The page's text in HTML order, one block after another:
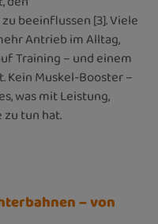
beeinflussen [3]. Viele
Antrieb im Alltag,
Training – und einem
Kein Muskel-Booster –
was mit Leistung,
tun hat.
– von